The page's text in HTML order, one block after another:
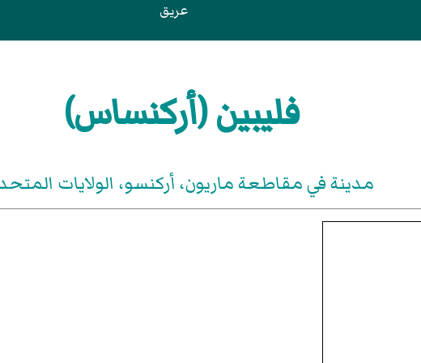
عريق
فليبين (أركنساس)
مدينة في مقاطعة ماريون، أركنسو، الولايات